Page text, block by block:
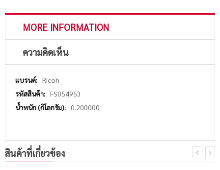
MORE INFORMATION
ความคิดเห็น
More
Information
Ricoh
FS054953
0.200000
สินค้าที่เกี่ยวข้อง